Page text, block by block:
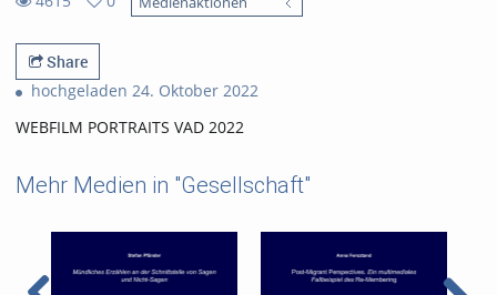
views
favorites
Share
hochgeladen 24. Oktober 2022
WEBFILM PORTRAITS VAD 2022
Mehr Medien in "Gesellschaft"